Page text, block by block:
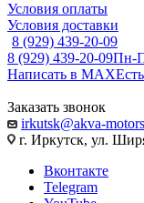
Условия оплаты
Условия доставки
8 (929) 439-20-09
8 (929) 439-20-09Пн-
Написать в MAX
Заказать звонок
irkutsk@akva-
г. Иркутск, ул.
Вконтакте
Telegram